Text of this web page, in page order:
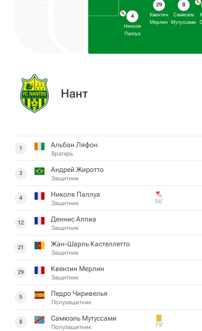
4
Николя
Паллуа
29
Квентин
Мерлин
8
Самюэль
Мутуссами
Нант
1 Альбан Ляфон
Вратарь
3 Андрей Жиротто
Защитник
4 Николя Паллуа
Защитник 56‎’‎
12 Деннис Аппиа
Защитник
21 Жан-Шарль Кастеллетто
Защитник
29 Квентин Мерлин
Защитник
5 Педро Чиривелья
Полузащитник
8 Самюэль Мутуссами
Полузащитник 79‎’‎